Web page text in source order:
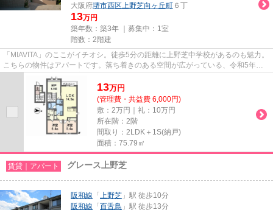
大阪府堺市西区上野芝向ヶ丘町 ６丁
13万円
築年数：築3年 ｜募集中： 1室
階数：2階建
「MIAVITA」のここがイチオシ。徒歩5分の距離に上野芝中学校があるのも魅力。
こちらの物件はアパートです。落ち着きのある空間が広がっている、令和5年築
の物件です。当社は堺市西区に...
13万円
(管理費・共益費 6,000円)
敷：2万円｜礼：10万円
所在階：2階
間取り：2LDK＋1S(納戸)
面積：75.79㎡
賃貸｜アパート グレース上野芝
阪和線 「 上野芝 」駅 徒歩10分
阪和線 「 百舌鳥 」駅 徒歩13分